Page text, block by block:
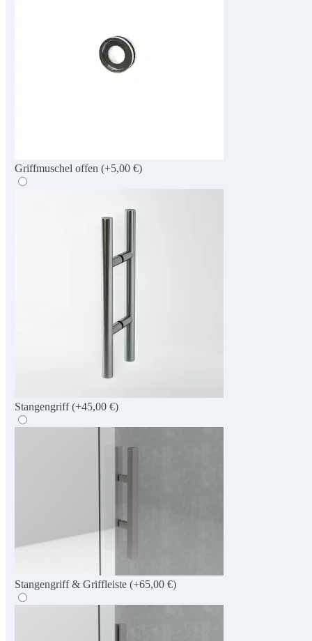
Griffmuschel offen (+5,00 €)
Stangengriff(+45,00 €)
Stangengriff & Griffleiste (+65,00 €)